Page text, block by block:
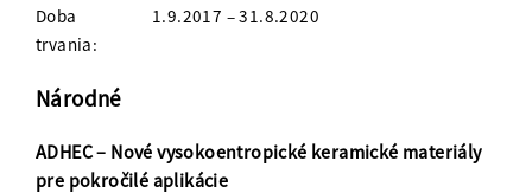
Doba
trvania:
1.9.2017 – 31.8.2020
Národné
ADHEC – Nové vysokoentropické keramické materiály
pre pokročilé aplikácie